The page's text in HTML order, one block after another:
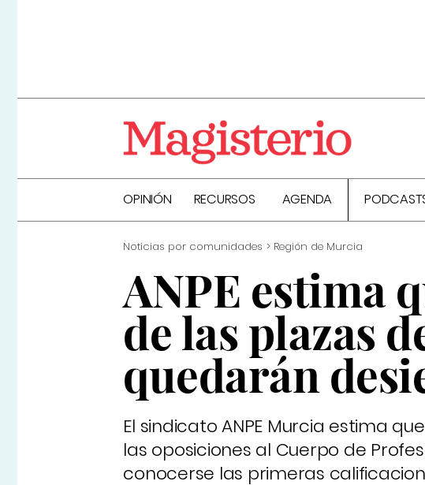
OPINIÓN RECURSOS AGENDA
Noticias por comunidades Región de Murcia
ANPE estima
de las plazas
quedarán
El sindicato ANPE Murcia estima
las oposiciones al Cuerpo de
conocerse las primeras